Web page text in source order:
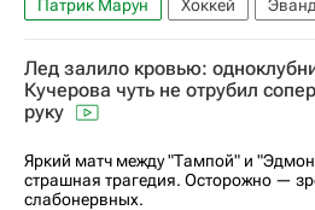
Патрик Марун Хоккей
Филипп Майерс
Тампа-Бэй
Эдмонтон Ойлерз
Национальная хоккейная лига
Лед залило кровью:
Кучерова чуть не отрубил
руку
Яркий матч между "Тампой" и
страшная трагедия. Осторожно —
слабонервных.